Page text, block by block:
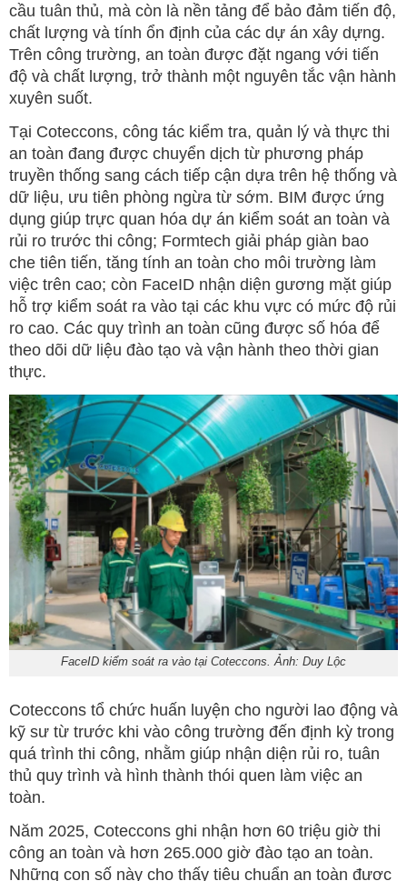
cầu tuân thủ, mà còn là nền tảng để bảo đảm tiến độ,
chất lượng và tính ổn định của các dự án xây dựng.
Trên công trường, an toàn được đặt ngang với tiến
độ và chất lượng, trở thành một nguyên tắc vận hành
xuyên suốt.
Tại Coteccons, công tác kiểm tra, quản lý và thực thi
an toàn đang được chuyển dịch từ phương pháp
truyền thống sang cách tiếp cận dựa trên hệ thống và
dữ liệu, ưu tiên phòng ngừa từ sớm. BIM được ứng
dụng giúp trực quan hóa dự án kiểm soát an toàn và
rủi ro trước thi công; Formtech giải pháp giàn bao
che tiên tiến, tăng tính an toàn cho môi trường làm
việc trên cao; còn FaceID nhận diện gương mặt giúp
hỗ trợ kiểm soát ra vào tại các khu vực có mức độ rủi
ro cao. Các quy trình an toàn cũng được số hóa để
theo dõi dữ liệu đào tạo và vận hành theo thời gian
thực.
FaceID kiểm soát ra vào tại Coteccons. Ảnh: Duy Lộc
Coteccons tổ chức huấn luyện cho người lao động và
kỹ sư từ trước khi vào công trường đến định kỳ trong
quá trình thi công, nhằm giúp nhận diện rủi ro, tuân
thủ quy trình và hình thành thói quen làm việc an
toàn.
Năm 2025, Coteccons ghi nhận hơn 60 triệu giờ thi
công an toàn và hơn 265.000 giờ đào tạo an toàn.
Những con số này cho thấy tiêu chuẩn an toàn được